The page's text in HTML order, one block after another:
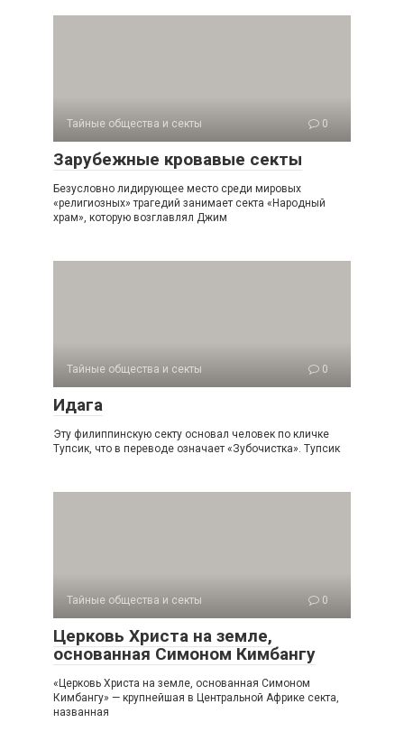
Тайные общества и секты 0
Зарубежные кровавые секты
Безусловно лидирующее место среди мировых
«религиозных» трагедий занимает секта «Народный
храм», которую возглавлял Джим
Тайные общества и секты 0
Идага
Эту филиппинскую секту основал человек по кличке
Тупсик, что в переводе означает «Зубочистка». Тупсик
Тайные общества и секты 0
Церковь Христа на земле,
основанная Симоном Кимбангу
«Церковь Христа на земле, основанная Симоном
Кимбангу» — крупнейшая в Центральной Африке секта,
названная